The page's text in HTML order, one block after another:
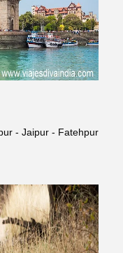
- Jaipur - Fatehpur